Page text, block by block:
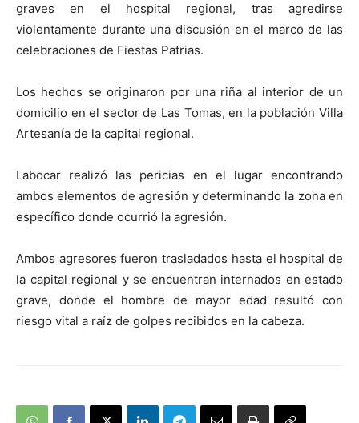
graves en el hospital regional, tras agredirse
violentamente durante una discusión en el marco de las
celebraciones de Fiestas Patrias.
Los hechos se originaron por una riña al interior de un
domicilio en el sector de Las Tomas, en la población Villa
Artesanía de la capital regional.
Labocar realizó las pericias en el lugar encontrando
ambos elementos de agresión y determinando la zona en
específico donde ocurrió la agresión.
Ambos agresores fueron trasladados hasta el hospital de
la capital regional y se encuentran internados en estado
grave, donde el hombre de mayor edad resultó con
riesgo vital a raíz de golpes recibidos en la cabeza.